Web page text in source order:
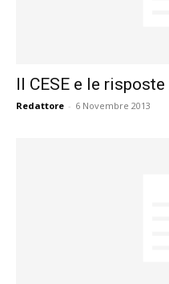
Il CESE e le
Redattore - 6 Novembre 2013